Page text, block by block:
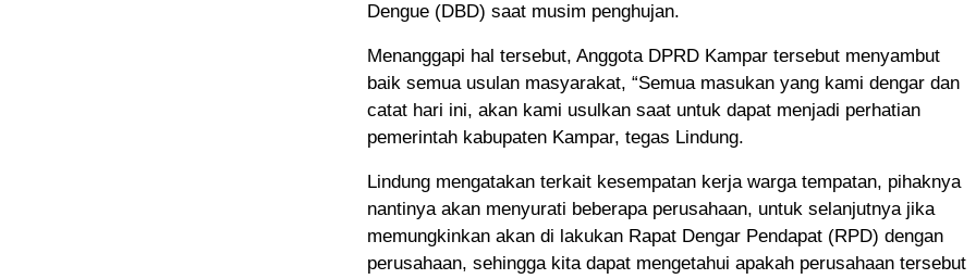
Dengue (DBD) saat musim penghujan.
Menanggapi hal tersebut, Anggota DPRD Kampar tersebut menyambut
baik semua usulan masyarakat, “Semua masukan yang kami dengar dan
catat hari ini, akan kami usulkan saat untuk dapat menjadi perhatian
pemerintah kabupaten Kampar, tegas Lindung.
Lindung mengatakan terkait kesempatan kerja warga tempatan, pihaknya
nantinya akan menyurati beberapa perusahaan, untuk selanjutnya jika
memungkinkan akan di lakukan Rapat Dengar Pendapat (RPD) dengan
perusahaan, sehingga kita dapat mengetahui apakah perusahaan tersebut